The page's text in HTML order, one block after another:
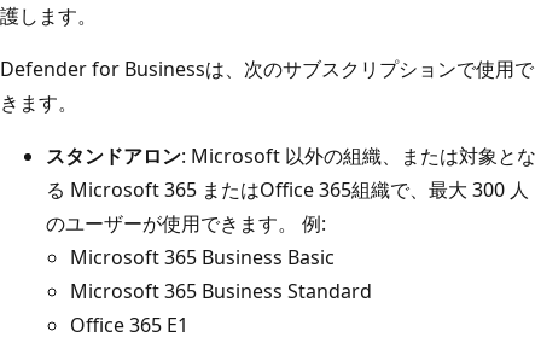
護します。
Defender for Businessは、次のサブスクリプションで使用で
きます。
スタンドアロン: Microsoft 以外の組織、または対象とな
る Microsoft 365 またはOffice 365組織で、最大 300 人
のユーザーが使用できます。 例:
Microsoft 365 Business Basic
Microsoft 365 Business Standard
Office 365 E1